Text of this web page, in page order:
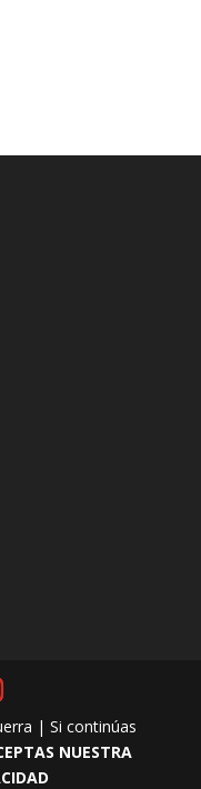
| Si continúas
NUESTRA